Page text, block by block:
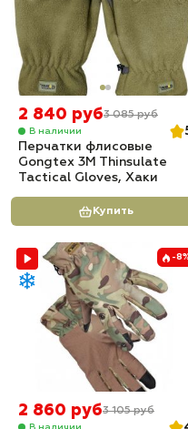
2 840 руб3 085 руб
В наличии
Перчатки флисовые
Gongtex 3M Thinsulate
Tactical Gloves, Хаки
Купить
-
2 860 руб3 105 руб
В наличии